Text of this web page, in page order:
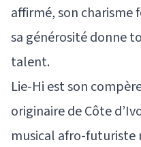
affirmé, son charisme
sa générosité donne
talent.
Lie-Hi est son
originaire de Côte
musical afro-futuriste